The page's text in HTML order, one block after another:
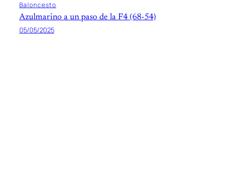
Baloncesto
Azulmarino a un paso de la F4 (68-54)
05/05/2025